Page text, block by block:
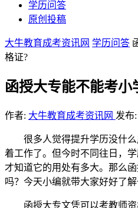
学历问答
原创投稿
大牛教育成考资讯网 学历问答
格证?
函授大专能不能考小
作者: 大牛教育成考资讯网 发布:
很多人觉得提升学历没什
着工作了。但今时不同往日，
才知道它的用处有多大。那么
吗？今天小编就带大家好好了解
函授大专文凭可以考教师